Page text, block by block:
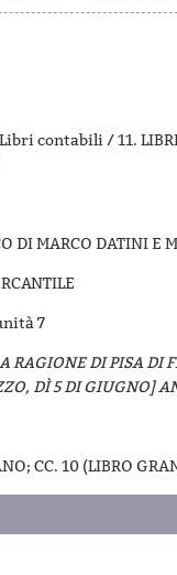
contabili / 11.
DI MARCO DATINI E
7
RAGIONE DI PISA DI
DÌ 5 DI GIUGNO]
CC. 10 (LIBRO